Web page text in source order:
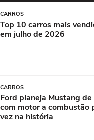
CARROS
Top 10 carros mais
em julho de 2026
CARROS
Ford planeja Mustang
com motor a combustão
vez na história